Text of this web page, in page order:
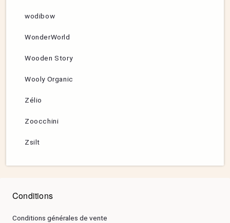
wodibow
WonderWorld
Wooden Story
Wooly Organic
Zélio
Zoocchini
Zsilt
Conditions
Conditions générales de vente